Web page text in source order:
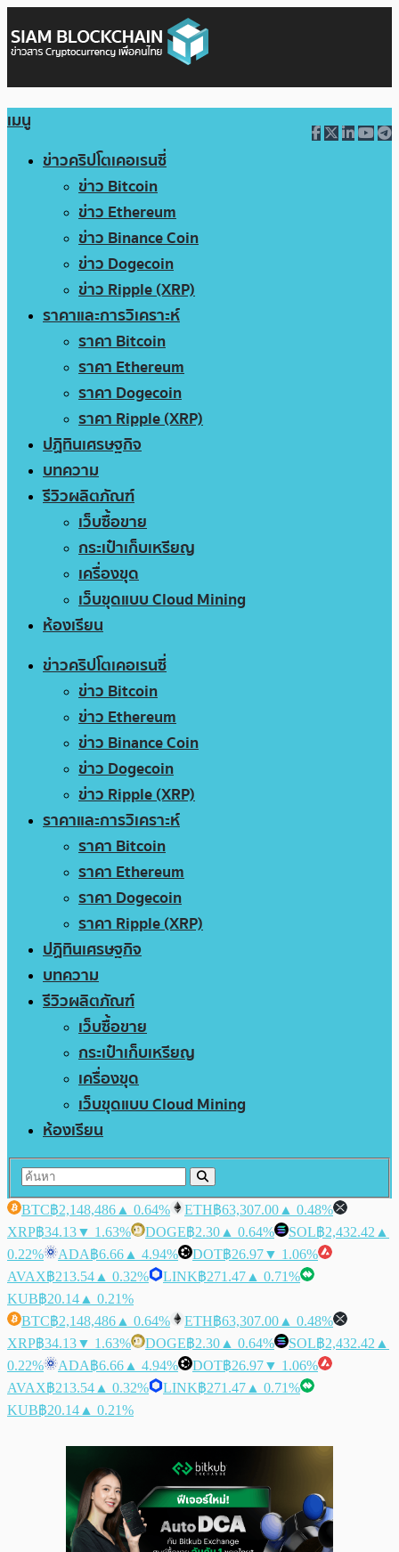
เมนู
ข่าวคริปโตเคอเรนซี่
ข่าว Bitcoin
ข่าว Ethereum
ข่าว Binance Coin
ข่าว Dogecoin
ข่าว Ripple (XRP)
ราคาและการวิเคราะห์
ราคา Bitcoin
ราคา Ethereum
ราคา Dogecoin
ราคา Ripple (XRP)
ปฏิทินเศรษฐกิจ
บทความ
รีวิวผลิตภัณฑ์
เว็บซื้อขาย
กระเป๋าเก็บเหรียญ
เครื่องขุด
เว็บขุดแบบ Cloud Mining
ห้องเรียน
ข่าวคริปโตเคอเรนซี่
ข่าว Bitcoin
ข่าว Ethereum
ข่าว Binance Coin
ข่าว Dogecoin
ข่าว Ripple (XRP)
ราคาและการวิเคราะห์
ราคา Bitcoin
ราคา Ethereum
ราคา Dogecoin
ราคา Ripple (XRP)
ปฏิทินเศรษฐกิจ
บทความ
รีวิวผลิตภัณฑ์
เว็บซื้อขาย
กระเป๋าเก็บเหรียญ
เครื่องขุด
เว็บขุดแบบ Cloud Mining
ห้องเรียน
BTC฿2,148,486 ▲ 0.64% ETH฿63,307.00 ▲ 0.48%
XRP฿34.13▼ 1.63% DOGE฿2.30 ▲ 0.64% SOL฿2,432.42 ▲
0.22%
ADA฿6.66 ▲ 4.94% DOT฿26.97▼ 1.06%
AVAX฿213.54 ▲ 0.32% LINK฿271.47 ▲ 0.71%
KUB฿20.14 ▲ 0.21%
BTC฿2,148,486 ▲ 0.64% ETH฿63,307.00 ▲ 0.48%
XRP฿34.13▼ 1.63% DOGE฿2.30 ▲ 0.64% SOL฿2,432.42 ▲
0.22%
ADA฿6.66 ▲ 4.94% DOT฿26.97▼ 1.06%
AVAX฿213.54 ▲ 0.32% LINK฿271.47 ▲ 0.71%
KUB฿20.14 ▲ 0.21%